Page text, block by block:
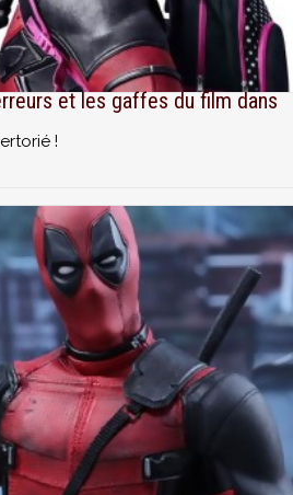
et les gaffes du film dans
!